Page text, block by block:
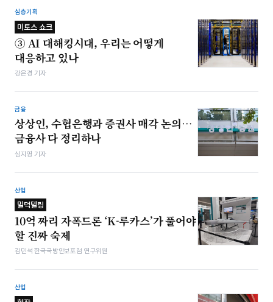
심층기획
미토스 쇼크
③ AI 대해킹시대, 우리는 어떻게
대응하고 있나
강은경 기자
금융
상상인, 수협은행과 증권사 매각 논의…
금융사 다 정리하나
심지영 기자
산업
밀덕텔링
10억 짜리 자폭드론 ‘K-루카스’가 풀어야
할 진짜 숙제
김민석 한국국방안보포럼 연구위원
산업